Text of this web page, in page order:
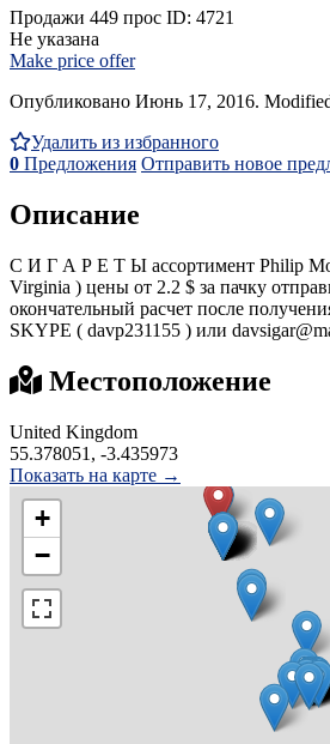
Продажи 449 прос ID: 4721
Не указана
Make price offer
Опубликовано Июнь 17, 2016.
Удалить из избранного
0 Предложения Отправить новое
Описание
С И Г А Р Е Т Ы ассортимент Philip
Virginia ) цены от 2.2 $ за пачку
окончательный расчет после
SKYPE ( davp231155 ) или
Местоположение
United Kingdom
55.378051, -3.435973
Показать на карте →
+
−